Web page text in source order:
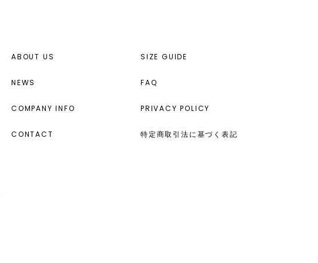
ABOUT US
NEWS
COMPANY INFO
CONTACT
SIZE GUIDE
FAQ
PRIVACY POLICY
特定商取引法に基づく表記